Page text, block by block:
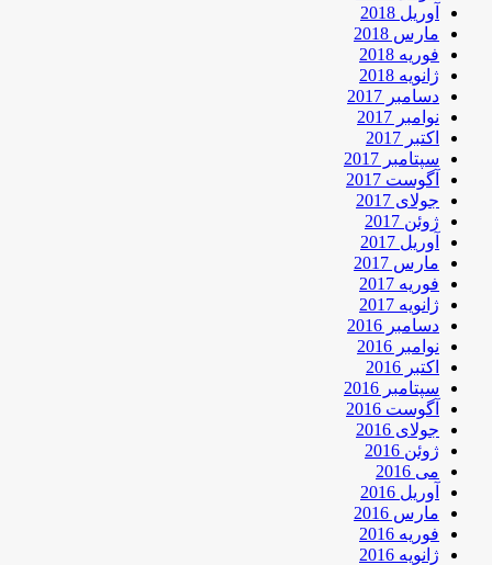
آوریل 2018
مارس 2018
فوریه 2018
ژانویه 2018
دسامبر 2017
نوامبر 2017
اکتبر 2017
سپتامبر 2017
آگوست 2017
جولای 2017
ژوئن 2017
آوریل 2017
مارس 2017
فوریه 2017
ژانویه 2017
دسامبر 2016
نوامبر 2016
اکتبر 2016
سپتامبر 2016
آگوست 2016
جولای 2016
ژوئن 2016
می 2016
آوریل 2016
مارس 2016
فوریه 2016
ژانویه 2016